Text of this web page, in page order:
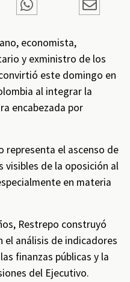
economista,
y exministro de los
este domingo en
al integrar la
encabezada por
representa el ascenso de
visibles de la oposición al
en materia
Restrepo construyó
el análisis de indicadores
finanzas públicas y la
del Ejecutivo.